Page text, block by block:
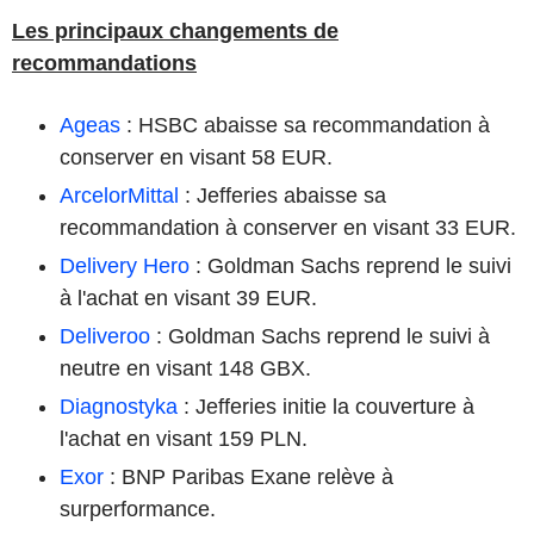
Les principaux changements de
recommandations
Ageas : HSBC abaisse sa recommandation à
conserver en visant 58 EUR.
ArcelorMittal : Jefferies abaisse sa
recommandation à conserver en visant 33 EUR.
Delivery Hero : Goldman Sachs reprend le suivi
à l'achat en visant 39 EUR.
Deliveroo : Goldman Sachs reprend le suivi à
neutre en visant 148 GBX.
Diagnostyka : Jefferies initie la couverture à
l'achat en visant 159 PLN.
Exor : BNP Paribas Exane relève à
surperformance.